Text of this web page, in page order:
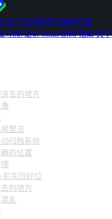
每个文件都有正确的归宿
功能定价Skills新闻指南关于
去的地方
整洁
归档系统
的位置
前先归好位
的地方
乱